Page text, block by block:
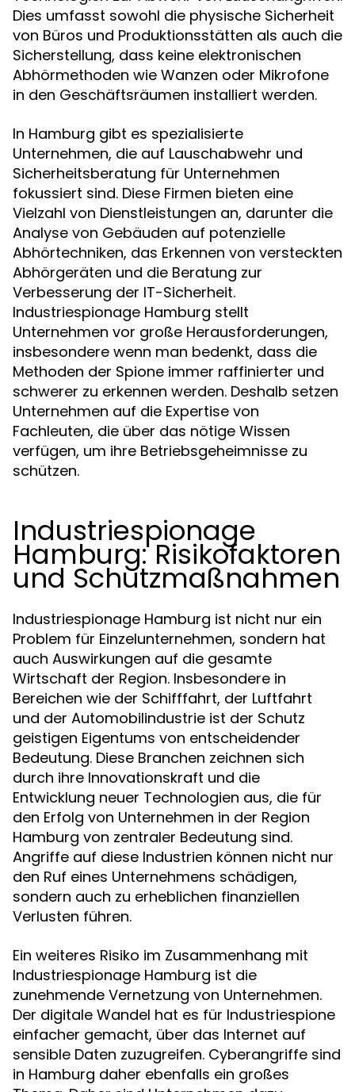
Dies umfasst sowohl die physische Sicherheit
von Büros und Produktionsstätten als auch die
Sicherstellung, dass keine elektronischen
Abhörmethoden wie Wanzen oder Mikrofone
in den Geschäftsräumen installiert werden.
In Hamburg gibt es spezialisierte
Unternehmen, die auf Lauschabwehr und
Sicherheitsberatung für Unternehmen
fokussiert sind. Diese Firmen bieten eine
Vielzahl von Dienstleistungen an, darunter die
Analyse von Gebäuden auf potenzielle
Abhörtechniken, das Erkennen von versteckten
Abhörgeräten und die Beratung zur
Verbesserung der IT-Sicherheit.
Industriespionage Hamburg stellt
Unternehmen vor große Herausforderungen,
insbesondere wenn man bedenkt, dass die
Methoden der Spione immer raffinierter und
schwerer zu erkennen werden. Deshalb setzen
Unternehmen auf die Expertise von
Fachleuten, die über das nötige Wissen
verfügen, um ihre Betriebsgeheimnisse zu
schützen.
Industriespionage
Hamburg: Risikofaktoren
und Schutzmaßnahmen
Industriespionage Hamburg ist nicht nur ein
Problem für Einzelunternehmen, sondern hat
auch Auswirkungen auf die gesamte
Wirtschaft der Region. Insbesondere in
Bereichen wie der Schifffahrt, der Luftfahrt
und der Automobilindustrie ist der Schutz
geistigen Eigentums von entscheidender
Bedeutung. Diese Branchen zeichnen sich
durch ihre Innovationskraft und die
Entwicklung neuer Technologien aus, die für
den Erfolg von Unternehmen in der Region
Hamburg von zentraler Bedeutung sind.
Angriffe auf diese Industrien können nicht nur
den Ruf eines Unternehmens schädigen,
sondern auch zu erheblichen finanziellen
Verlusten führen.
Ein weiteres Risiko im Zusammenhang mit
Industriespionage Hamburg ist die
zunehmende Vernetzung von Unternehmen.
Der digitale Wandel hat es für Industriespione
einfacher gemacht, über das Internet auf
sensible Daten zuzugreifen. Cyberangriffe sind
in Hamburg daher ebenfalls ein großes